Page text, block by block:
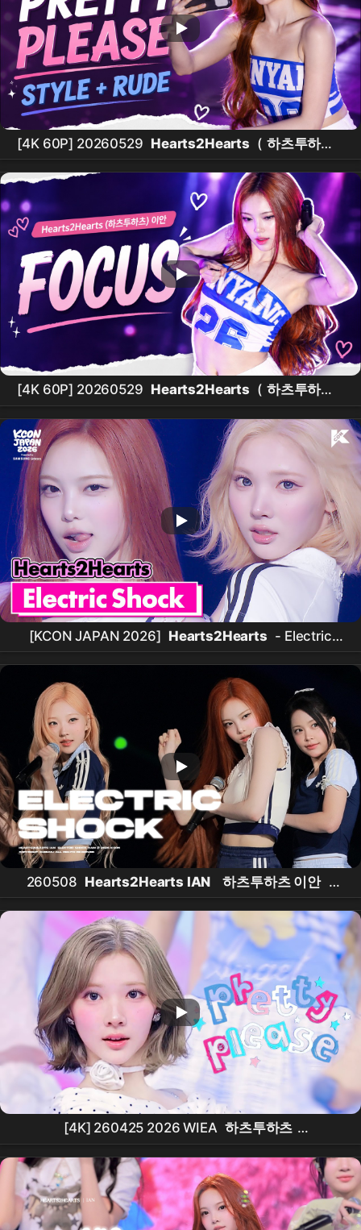
[4K 60P] 20260529 Hearts2Hearts ( 하츠투하츠
이안 "Pretty Please+STYLE+RUDE!" @ 한양대학교
축제
[4K 60P] 20260529 Hearts2Hearts ( 하츠투하츠
이안 "FOCUS" @ 한양대학교 축제
[KCON JAPAN 2026] Hearts2Hearts - Electric
Shock (원곡: f(x)) | Mnet 260529 방송
260508 Hearts2Hearts IAN 하츠투하츠 이안 -
'Electric Shock' 직캠 @ 2026 KCON
[4K] 260425 2026 WIEA 하츠투하츠
Hearts2Hearts
지우 Jiwoo - Pretty Please 직캠
fancam